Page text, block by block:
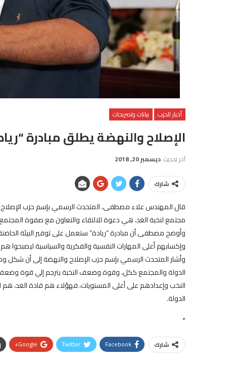
أخبار الحزب بيانات وتصريحات
الإصلاح والنهضة يطلق مبادرة
آخر تحديث ديسمبر 20, 2018
شارك
قال المهندس علاء مصطفى، المتحدث الرسمي بإسم حزب الإصلاح
مجتمع لنخبة الغد، هي دعوة للالتقاء والتعاون مع صفوة
وإكسابهم أعلى المهارات النفسية والفكرية والسياسية ليصبحوا
وأشار المتحدث الرسمي بإسم حزب الإصلاح والنهضة إلى أن
الدولة والمجتمع ككل، وقوة وضعف النخبة يترجم إلي قوة وضعف
النخب وإعدادهم على أعلى المستويات، فهؤلاء هم قادة الغد،
الدولة.
*
شارك Facebook
Twitter
Google+